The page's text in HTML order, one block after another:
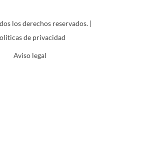
los derechos reservados. |
de privacidad
Aviso legal